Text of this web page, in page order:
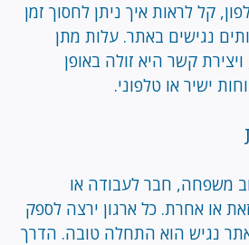
קל לראות איך ניתן לחסוך זמן
נגישים באתר. עלות מתן
קשר היא זולה באופן
ישיר או טלפוני.
משפחה, חבר לעבודה או
או אחרת. כל ארגון ירצה לספק
נגיש הוא התחלה טובה. הדרך